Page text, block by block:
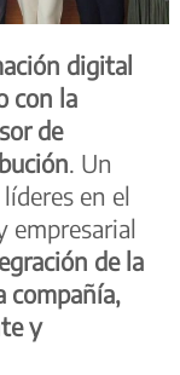
digital
con la
de
. Un
en el
empresarial
de la
compañía,
y